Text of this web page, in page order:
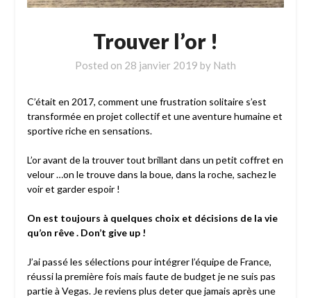
Trouver l’or !
Posted on 28 janvier 2019 by Nath
C’était en 2017, comment une frustration solitaire s’est
transformée en projet collectif et une aventure humaine et
sportive riche en sensations.
L’or avant de la trouver tout brillant dans un petit coffret en
velour …on le trouve dans la boue, dans la roche, sachez le
voir et garder espoir !
On est toujours à quelques choix et décisions de la vie
qu’on rêve . Don’t give up !
J’ai passé les sélections pour intégrer l’équipe de France,
réussi la première fois mais faute de budget je ne suis pas
partie à Vegas. Je reviens plus deter que jamais après une